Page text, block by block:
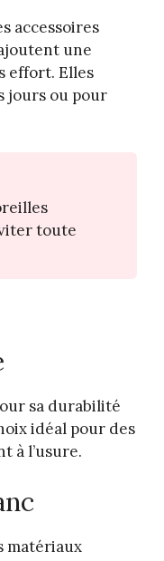
accessoires
une
effort. Elles
jours ou pour
toute
sa durabilité
idéal pour des
à l’usure.
matériaux